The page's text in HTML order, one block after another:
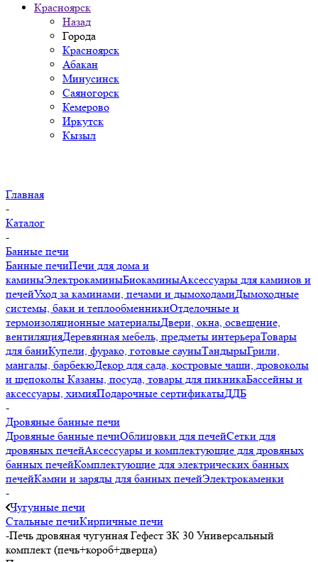
Красноярск
Назад
Города
Красноярск
Абакан
Минусинск
Саяногорск
Кемерово
Иркутск
Кызыл
Главная
-
Каталог
-
Банные печи
Банные печиПечи для дома и
каминыЭлектрокаминыБиокаминыАксессуары для каминов и
печейУход за каминами, печами и дымоходамиДымоходные
системы, баки и теплообменникиОтделочные и
термоизоляционные материалыДвери, окна, освещение,
вентиляцияДеревянная мебель, предметы интерьераТовары
для баниКупели, фурако, готовые сауныТандырыГрили,
мангалы, барбекюДекор для сада, костровые чаши, дровоколы
и щепоколы Казаны, посуда, товары для пикникаБассейны и
аксессуары, химияПодарочные сертификатыДДБ
-
Дровяные банные печи
Дровяные банные печиОблицовки для печейСетки для
дровяных печейАксессуары и комплектующие для дровяных
банных печейКомплектующие для электрических банных
печейКамни и заряды для банных печейЭлектрокаменки
-
Чугунные печи
Стальные печиКирпичные печи
-Печь дровяная чугунная Гефест ЗК 30 Универсальный
комплект (печь+короб+дверца)